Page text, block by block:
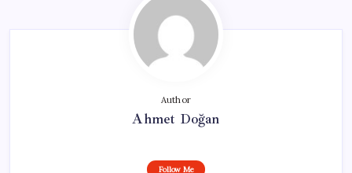
Author
Ahmet Doğan
Follow Me